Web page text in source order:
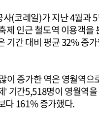
(코레일)가 지난 4월과
제 인근 철도역 이용객을
기간 대비 평균 32% 증
이 증가한 역은 영월역으
’ 기간5,518명이 영월역
다 161% 증가했다.